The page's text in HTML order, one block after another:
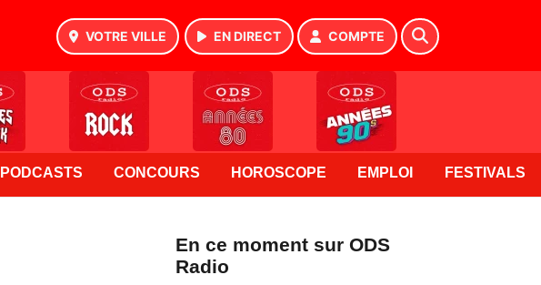
VOTRE VILLE EN DIRECT COMPTE
PODCASTS CONCOURS HOROSCOPE EMPLOI FESTIVALS
En ce moment sur ODS
Radio